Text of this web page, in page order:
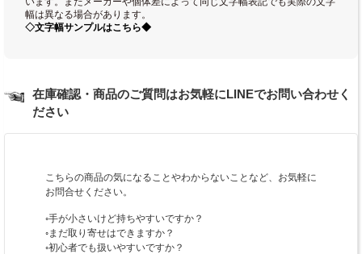
幅は異なる場合があります。
◇文字幅サンプルはこちら◆
在庫確認・商品のご質問はお気軽にLINEでお問い合わせく
ださい
こちらの商品の気になることやわからないことなど、お気軽に
お問合せください。
◦手が小さいけど持ちやすいですか？
◦まだ取り寄せはできますか？
◦初心者でも扱いやすいですか？